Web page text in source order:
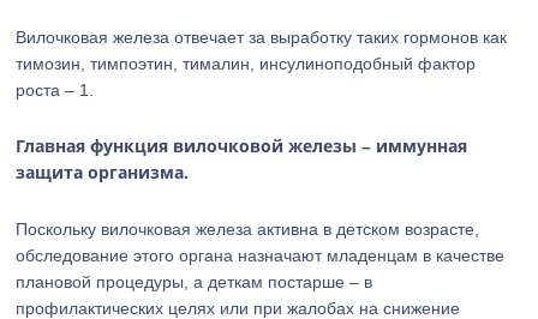
Вилочковая железа отвечает за выработку таких гормонов как
тимозин, тимпоэтин, тималин, инсулиноподобный фактор
роста – 1.
Главная функция вилочковой железы – иммунная
защита организма.
Поскольку вилочковая железа активна в детском возрасте,
обследование этого органа назначают младенцам в качестве
плановой процедуры, а деткам постарше – в
профилактических целях или при жалобах на снижение